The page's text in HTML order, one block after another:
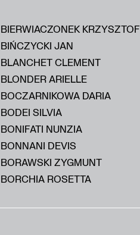
BIERWIACZONEK KRZYSZTOF
BIŃCZYCKI JAN
BLANCHET CLEMENT
BLONDER ARIELLE
BOCZARNIKOWA DARIA
BODEI SILVIA
BONIFATI NUNZIA
BONNANI DEVIS
BORAWSKI ZYGMUNT
BORCHIA ROSETTA